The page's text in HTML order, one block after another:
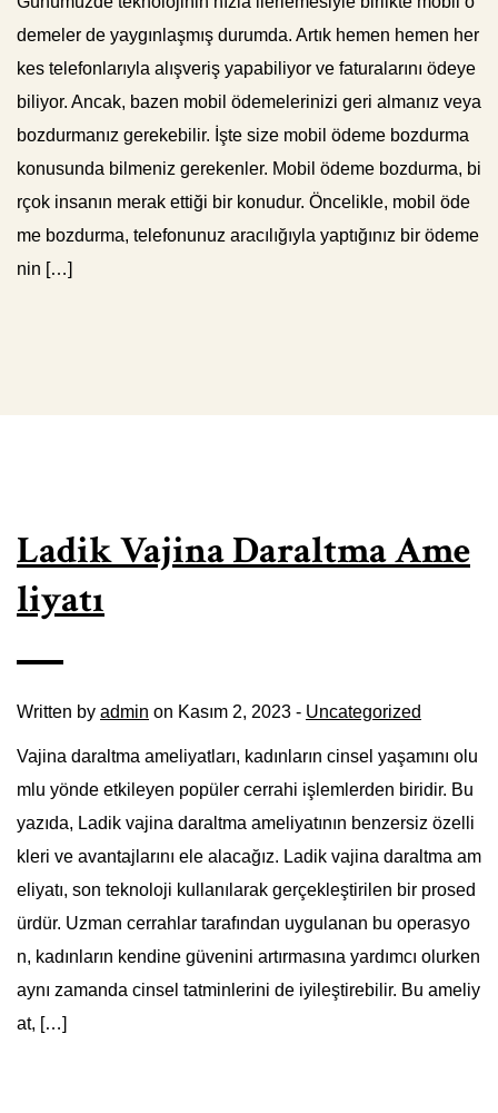
demeler de yaygınlaşmış durumda. Artık hemen hemen her
kes telefonlarıyla alışveriş yapabiliyor ve faturalarını ödeye
biliyor. Ancak, bazen mobil ödemelerinizi geri almanız veya
bozdurmanız gerekebilir. İşte size mobil ödeme bozdurma
konusunda bilmeniz gerekenler. Mobil ödeme bozdurma, bi
rçok insanın merak ettiği bir konudur. Öncelikle, mobil öde
me bozdurma, telefonunuz aracılığıyla yaptığınız bir ödeme
nin […]
Ladik Vajina Daraltma Ame
liyatı
Written by admin on Kasım 2, 2023 - Uncategorized
Vajina daraltma ameliyatları, kadınların cinsel yaşamını olu
mlu yönde etkileyen popüler cerrahi işlemlerden biridir. Bu
yazıda, Ladik vajina daraltma ameliyatının benzersiz özelli
kleri ve avantajlarını ele alacağız. Ladik vajina daraltma am
eliyatı, son teknoloji kullanılarak gerçekleştirilen bir prosed
ürdür. Uzman cerrahlar tarafından uygulanan bu operasyo
n, kadınların kendine güvenini artırmasına yardımcı olurken
aynı zamanda cinsel tatminlerini de iyileştirebilir. Bu ameliy
at, […]